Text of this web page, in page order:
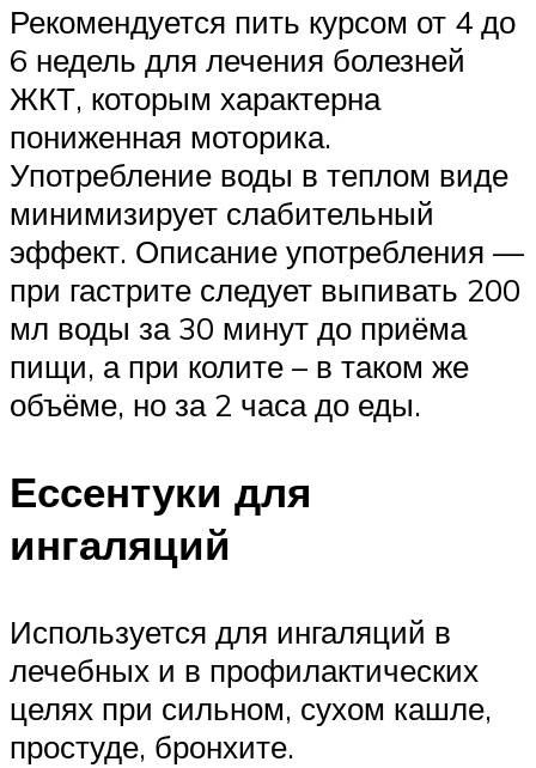
Рекомендуется пить курсом от 4 до
6 недель для лечения болезней
ЖКТ, которым характерна
пониженная моторика.
Употребление воды в теплом виде
минимизирует слабительный
эффект. Описание употребления —
при гастрите следует выпивать 200
мл воды за 30 минут до приёма
пищи, а при колите – в таком же
объёме, но за 2 часа до еды.
Ессентуки для
ингаляций
Используется для ингаляций в
лечебных и в профилактических
целях при сильном, сухом кашле,
простуде, бронхите.